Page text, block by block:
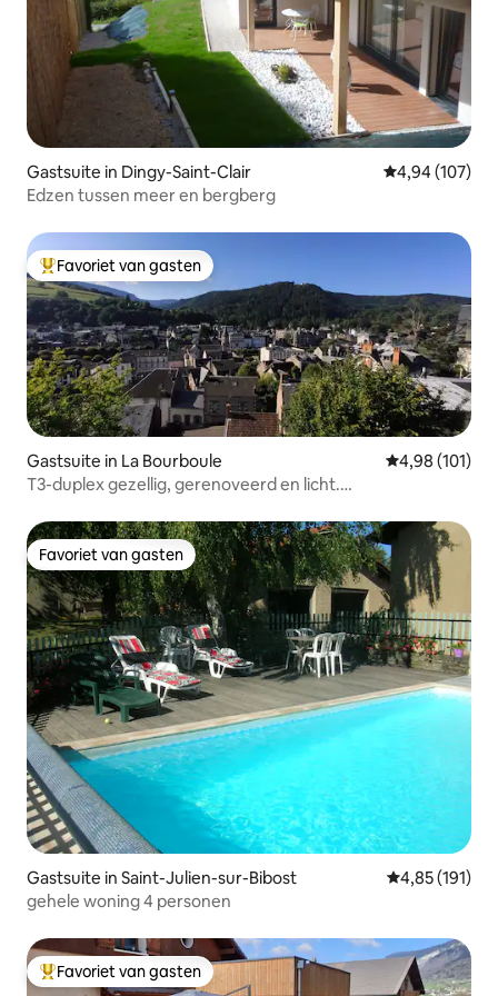
Gastsuite in Dingy-Saint-Clair Gemiddelde
4,94 (107)
Edzen tussen meer en bergberg
Topfavoriet van gasten
Favoriet van gasten
Gastsuite in La Bourboule Gemiddelde
4,98 (101)
T3-duplex gezellig, gerenoveerd en licht.
Favoriet van gasten
Favoriet van gasten
Gastsuite in Saint-Julien-sur-Bibost Gemiddelde
4,85 (191)
gehele woning 4 personen
Topfavoriet van gasten
Favoriet van gasten